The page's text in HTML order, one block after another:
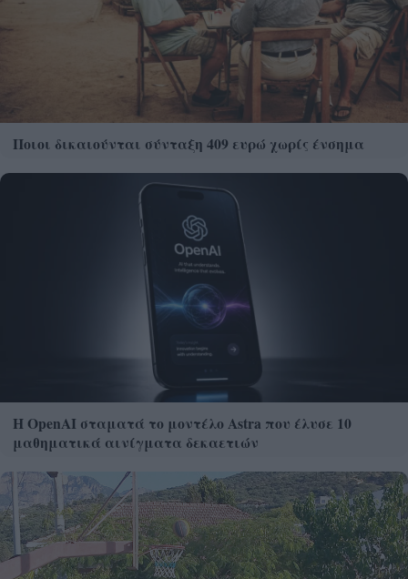
Ποιοι δικαιούνται σύνταξη 409 ευρώ χωρίς ένσημα
Η OpenAI σταματά το μοντέλο Astra που έλυσε 10
μαθηματικά αινίγματα δεκαετιών